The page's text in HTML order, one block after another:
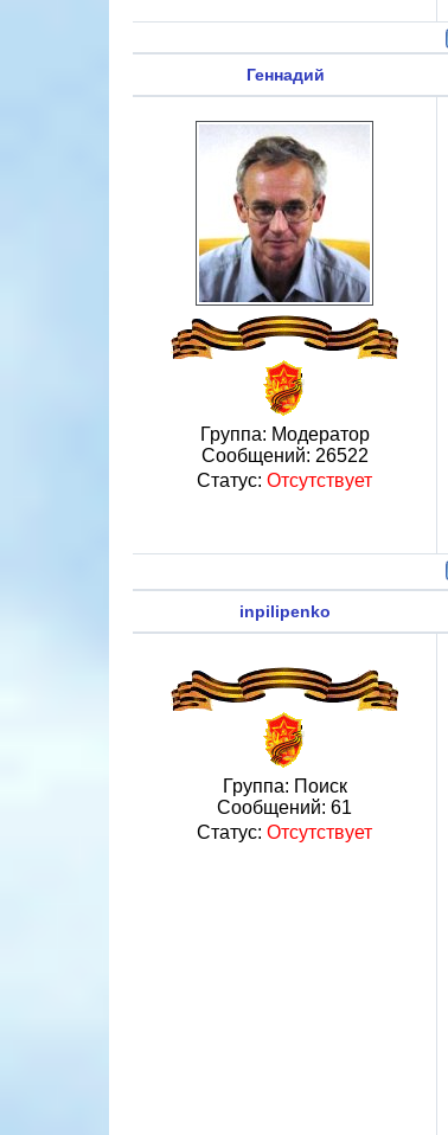
Геннадий
Группа: Модератор
Сообщений: 26522
Статус: Отсутствует
inpilipenko
Группа: Поиск
Сообщений: 61
Статус: Отсутствует